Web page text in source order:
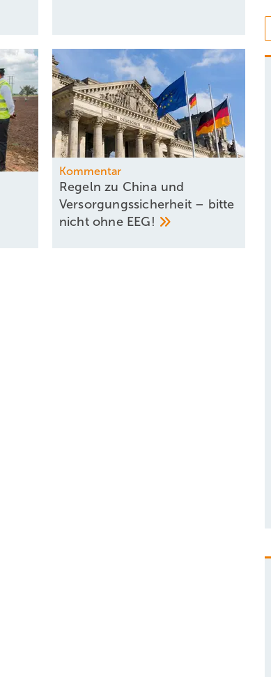
Kommentar
Regeln zu China und
Versorgungssicherheit – bitte
nicht ohne EEG!